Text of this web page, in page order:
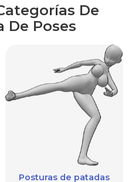
De
De Poses
Posturas de patadas